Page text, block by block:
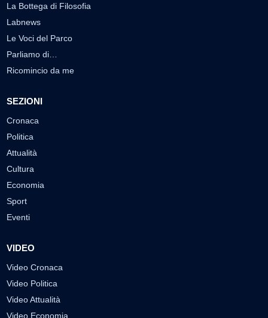
La Bottega di Filosofia
Labnews
Le Voci del Parco
Parliamo di…
Ricomincio da me
SEZIONI
Cronaca
Politica
Attualità
Cultura
Economia
Sport
Eventi
VIDEO
Video Cronaca
Video Politica
Video Attualità
Video Economia